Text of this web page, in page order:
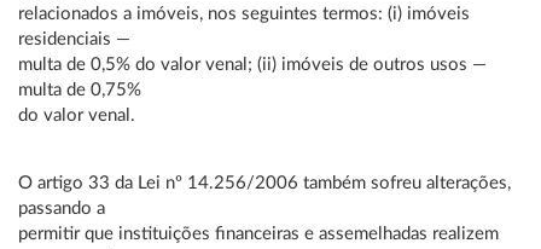
relacionados a imóveis, nos seguintes termos: (i) imóveis
residenciais —
multa de 0,5% do valor venal; (ii) imóveis de outros usos —
multa de 0,75%
do valor venal.
O artigo 33 da Lei nº 14.256/2006 também sofreu alterações,
passando a
permitir que instituições financeiras e assemelhadas realizem